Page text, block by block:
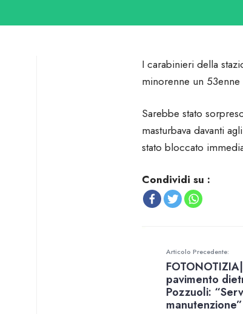
I carabinieri della
minorenne un 53enne
Sarebbe stato
masturbava davanti
stato bloccato
Condividi su :
Articolo Precedente:
pavimento
Pozzuoli:
manutenzione”